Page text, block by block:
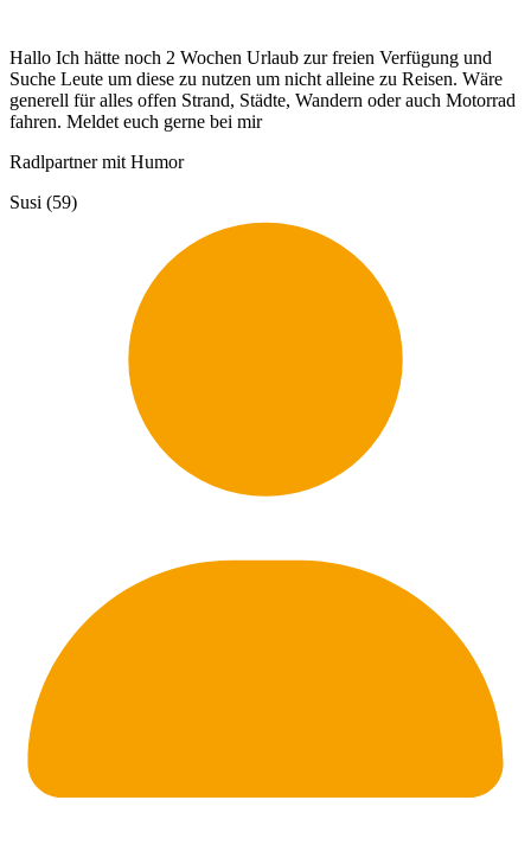
Hallo Ich hätte noch 2 Wochen Urlaub zur freien Verfügung und
Suche Leute um diese zu nutzen um nicht alleine zu Reisen. Wäre
generell für alles offen Strand, Städte, Wandern oder auch Motorrad
fahren. Meldet euch gerne bei mir
Radlpartner mit Humor
Susi (59)